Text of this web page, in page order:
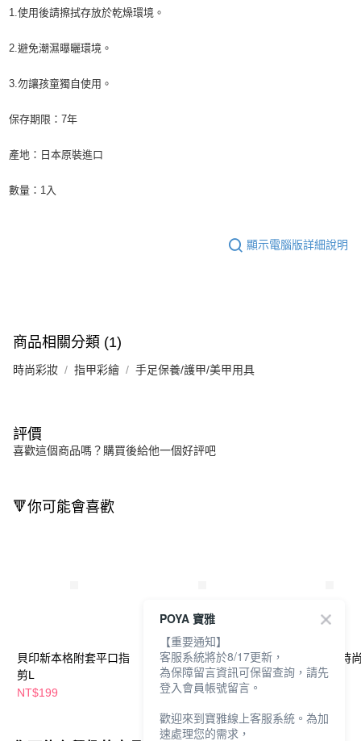
1.使用後請擦拭存放於乾燥環境。
2.避免潮濕曝曬環境。
3.勿讓孩童獨自使用。
保存期限：7年
產地：日本原裝進口
數量：1入
顯示電腦版詳細說明
商品相關分類 (1)
時尚彩妝 指甲彩繪 手足保養/護甲/美甲用具
評價
喜歡這個商品嗎？購買後給他一個好評吧
🔻你可能會喜歡
貝印新本格附套平口指
剪L
NT$199
貝印可拆卸的時尚附蓋
剪刀1入-修容
NT$359
貝印可拆卸的時
剪刀1入-鼻毛
POYA 寶雅
【重要通知】
客服系統將於8/17更新，
為保障留言資訊可保留查詢，請先
登入會員帳號留言。
歡迎來到寶雅線上客服系統。為加
速處理您的需求，